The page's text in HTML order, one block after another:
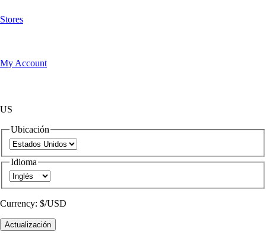
Stores
My Account
US
Ubicación
Idioma
Currency: $/USD
Actualización